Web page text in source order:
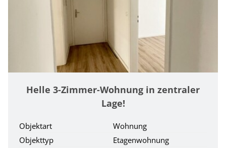
Helle 3-Zimmer-Wohnung in zentraler
Lage!
Objektart
Wohnung
Objekttyp
Etagenwohnung